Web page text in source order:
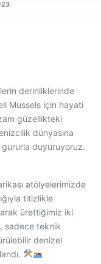
derinliklerinde
Mussels için hayati
güzellikteki
dünyasına
gururla duyuruyoruz.
atölyelerimizde
titizlikle
ürettiğimiz iki
sadece teknik
denizel